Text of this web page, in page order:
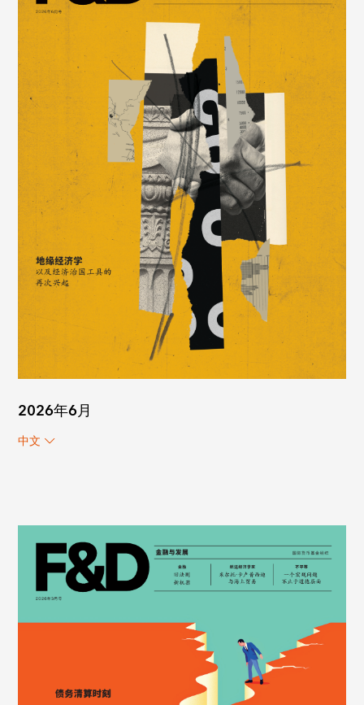
2026年6月
中文